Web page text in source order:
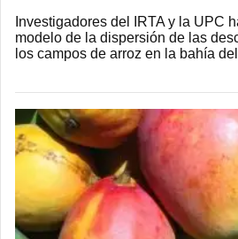
Investigadores del IRTA y la UPC
modelo de la dispersión de las
los campos de arroz en la bahía